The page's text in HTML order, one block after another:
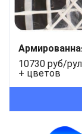
10730 руб/
+ цветов